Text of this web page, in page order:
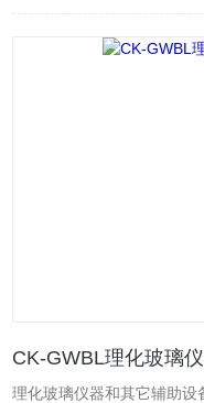
CK-GWBL理化玻璃
理化玻璃仪器和其它辅助